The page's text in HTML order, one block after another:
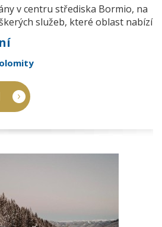
v centru střediska Bormio, na
služeb, které oblast nabízí